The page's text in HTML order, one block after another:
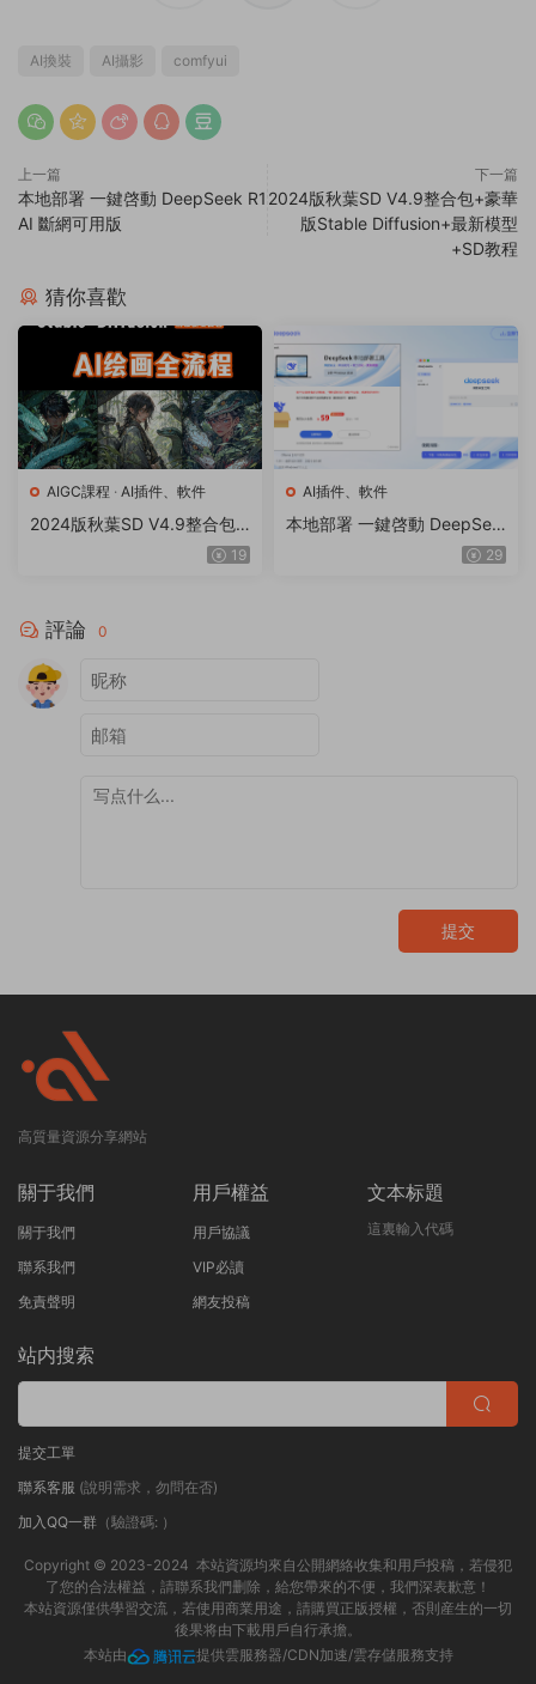
AI換裝 AI攝影 comfyui
上一篇
本地部署 一鍵啓動 DeepSeek R1
AI 斷網可用版
下一篇
2024版秋葉SD V4.9整合包+豪華
版Stable Diffusion+最新模型
+SD教程
猜你喜歡
AIGC課程 · AI插件、軟件
2024版秋葉SD V4.9整合包
+豪華版Stable Diffusion+最19
AI插件、軟件
本地部署 一鍵啓動 DeepSee
29
評論 0
提交
高質量資源分享網站
關于我們
關于我們
聯系我們
免責聲明
用戶權益
用戶協議
VIP必讀
網友投稿
文本标題
這裏輸入代碼
站内搜索
提交工單
聯系客服 (說明需求，勿問在否)
加入QQ一群 （驗證碼: ）
Copyright © 2023-2024 本站資源均來自公開網絡收集和用戶投稿，若侵犯
了您的合法權益，請聯系我們删除，給您帶來的不便，我們深表歉意！
本站資源僅供學習交流，若使用商業用途，請購買正版授權，否則産生的一切
後果将由下載用戶自行承擔。
本站由
提供雲服務器/CDN加速/雲存儲服務支持